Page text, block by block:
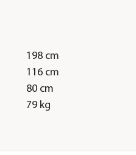
198 cm
116 cm
80 cm
79 kg